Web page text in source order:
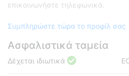
επικοινωνήστε τηλεφωνικά.
Συμπληρώστε τώρα το προφίλ σας
Ασφαλιστικά ταμεία
Δέχεται ιδιωτικά